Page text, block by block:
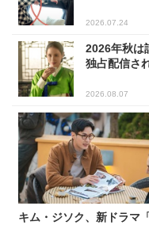
2026.07.24
2026年秋は
独占配信さ
2026.08.07
キム・ジソク、新ドラマ